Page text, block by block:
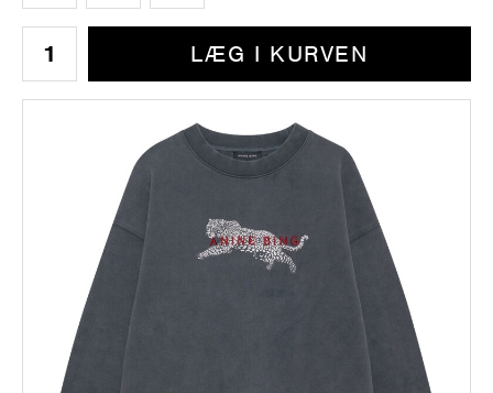
LÆG I KURVEN